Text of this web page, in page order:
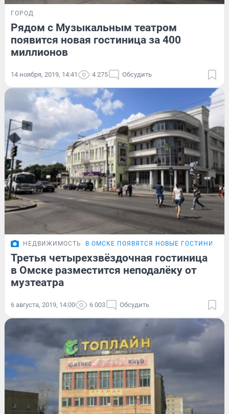
ГОРОД
Рядом с Музыкальным театром
появится новая гостиница за 400
миллионов
14 ноября, 2019, 14:41 4 275 Обсудить
НЕДВИЖИМОСТЬ В ОМСКЕ ПОЯВЯТСЯ НОВЫЕ ГОСТИНИЦЫ
Третья четырехзвёздочная гостиница
в Омске разместится неподалёку от
музтеатра
6 августа, 2019, 14:00 6 003 Обсудить